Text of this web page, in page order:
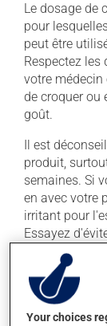
Le dosage de
pour
peut être
Respectez
votre
de croquer ou
goût.
Il est
produit,
semaines. Si
en avec votre
irritant pour
Essayez
les mets
La prise
est donc
modération.
Your choices